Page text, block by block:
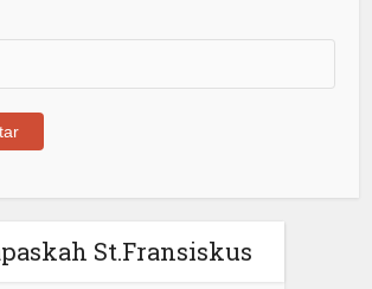
St.Fransiskus